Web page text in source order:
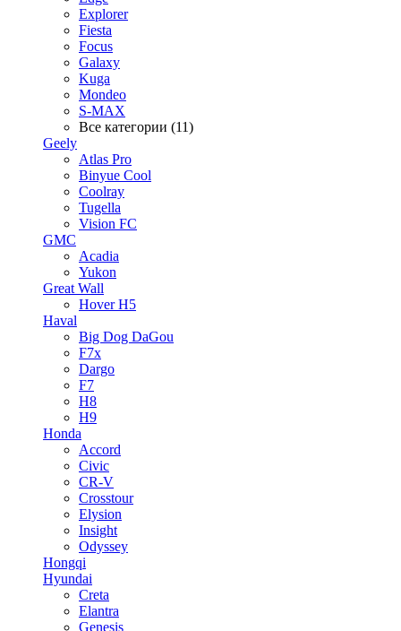
Explorer
Fiesta
Focus
Galaxy
Kuga
Mondeo
S-MAX
Все категории (11)
Geely
Atlas Pro
Binyue Cool
Coolray
Tugella
Vision FC
GMC
Acadia
Yukon
Great Wall
Hover H5
Haval
Big Dog DaGou
F7x
Dargo
F7
H8
H9
Honda
Accord
Civic
CR-V
Crosstour
Elysion
Insight
Odyssey
Hongqi
Hyundai
Creta
Elantra
Genesis